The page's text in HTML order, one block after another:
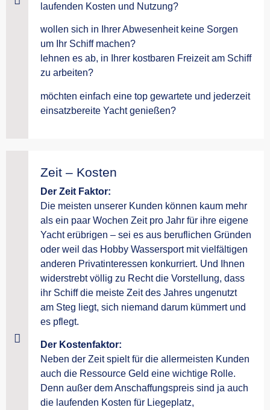
laufenden Kosten und Nutzung?
wollen sich in Ihrer Abwesenheit keine Sorgen
um Ihr Schiff machen?
lehnen es ab, in Ihrer kostbaren Freizeit am Schiff
zu arbeiten?
möchten einfach eine top gewartete und jederzeit
einsatzbereite Yacht genießen?
Zeit – Kosten
Der Zeit Faktor:
Die meisten unserer Kunden können kaum mehr
als ein paar Wochen Zeit pro Jahr für ihre eigene
Yacht erübrigen – sei es aus beruflichen Gründen
oder weil das Hobby Wassersport mit vielfältigen
anderen Privatinteressen konkurriert. Und Ihnen
widerstrebt völlig zu Recht die Vorstellung, dass
ihr Schiff die meiste Zeit des Jahres ungenutzt
am Steg liegt, sich niemand darum kümmert und
es pflegt.
Der Kostenfaktor:
Neben der Zeit spielt für die allermeisten Kunden
auch die Ressource Geld eine wichtige Rolle.
Denn außer dem Anschaffungspreis sind ja auch
die laufenden Kosten für Liegeplatz,